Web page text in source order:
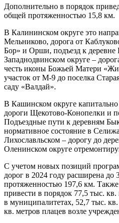
Дополнительно в порядок
общей протяженностью 15,8 км.
В Калининском округе это
Мельниково, дорога от
Бор» и Орши, подъезд к
Западнодвинском округе –
честь иконы Божьей Матери
участок от М-9 до поселка
саду «Валдай».
В Кашинском округе
дороги Щекотово-Конопелки и
Подъездные пути к деревням
нормативное состояние в
Лихославльском – дорогу до
Оленинском округе
С учетом новых позиций
дорог в 2024 году расширена до
протяженностью 197,6 км.
привести в порядок 77,5 тыс.
в муниципалитетах, 52,7 тыс.
кв. метров плацев возле